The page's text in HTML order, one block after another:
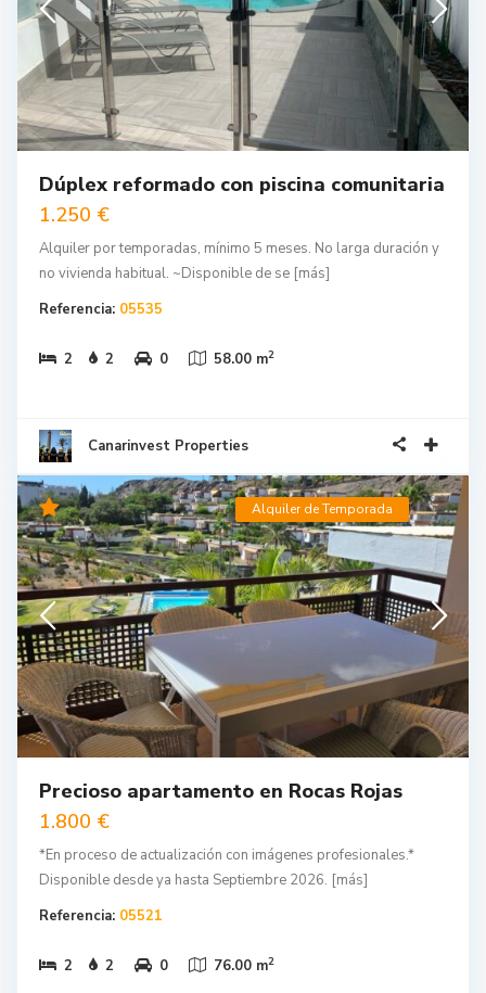
Dúplex reformado con piscina comunitaria
1.250 €
Alquiler por temporadas, mínimo 5 meses. No larga duración y
no vivienda habitual. ~Disponible de se [más]
Referencia: 05535
2 2 0 58.00 m2
Canarinvest Properties
Alquiler de Temporada
Precioso apartamento en Rocas Rojas
1.800 €
*En proceso de actualización con imágenes profesionales.*
Disponible desde ya hasta Septiembre 2026. [más]
Referencia: 05521
2 2 0 76.00 m2